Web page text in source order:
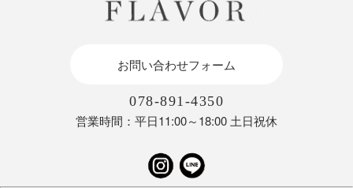
お問い合わせフォーム
078-891-4350
営業時間：平日11:00～18:00 土日祝休